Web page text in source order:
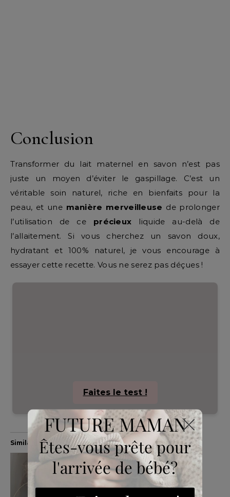
Conclusion
Transformer du lait maternel en savon n’est pas
juste un moyen d’éviter le gaspillage. C’est un
véritable soin naturel, riche en bienfaits pour la
peau, et une manière merveilleuse de prolonger
l’utilisation de ce précieux liquide au-delà de
l’allaitement. Si vous cherchez un savon doux,
hydratant et 100% naturel, je vous encourage à
essayer cette recette. Vous ne serez pas déçues !
Faites le test !
Similaire